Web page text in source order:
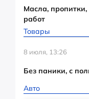
Масла,
работ
Товары
8 июля, 13:26
Без паники, с
Авто